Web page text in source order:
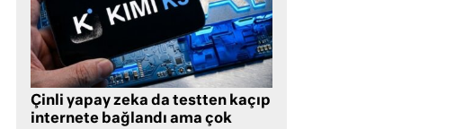
Çinli yapay zeka da testten kaçıp
internete bağlandı ama çok